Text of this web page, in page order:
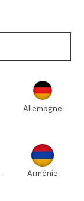
Allemagne
Arménie